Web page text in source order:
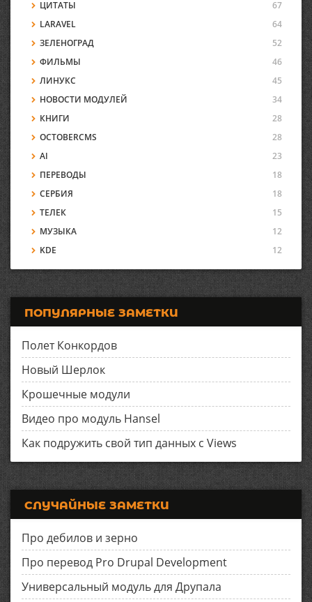
ЦИТАТЫ
67
LARAVEL
64
ЗЕЛЕНОГРАД
52
ФИЛЬМЫ
46
ЛИНУКС
45
НОВОСТИ МОДУЛЕЙ
34
КНИГИ
28
OCTOBERCMS
28
AI
23
ПЕРЕВОДЫ
18
СЕРБИЯ
18
ТЕЛЕК
15
МУЗЫКА
12
KDE
12
ПОПУЛЯРНЫЕ ЗАМЕТКИ
Полет Конкордов
Новый Шерлок
Крошечные модули
Видео про модуль Hansel
Как подружить свой тип данных с Views
СЛУЧАЙНЫЕ ЗАМЕТКИ
Про дебилов и зерно
Про перевод Pro Drupal Development
Универсальный модуль для Друпала